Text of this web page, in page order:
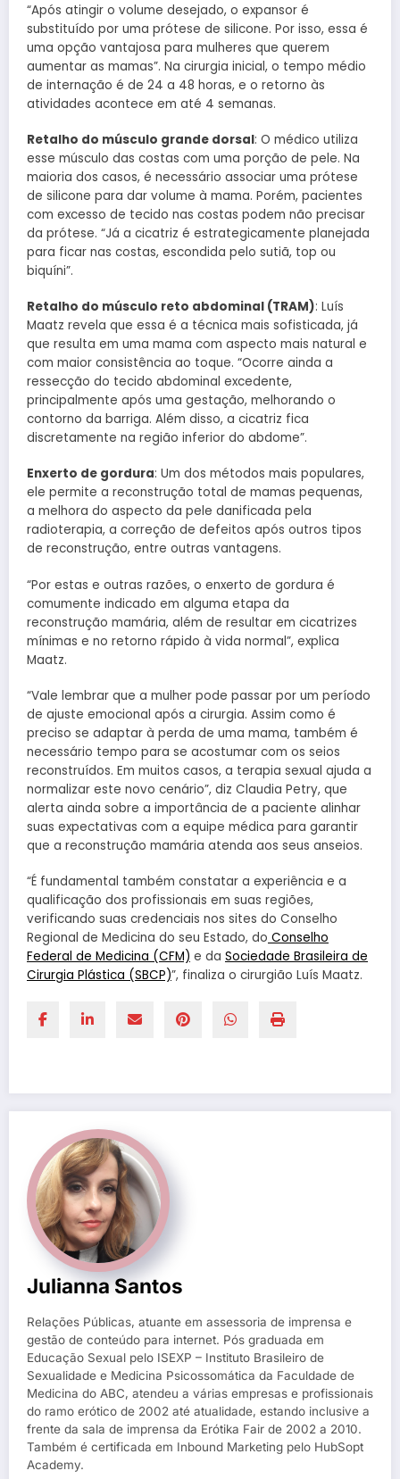
“Após atingir o volume desejado, o expansor é
substituído por uma prótese de silicone. Por isso, essa é
uma opção vantajosa para mulheres que querem
aumentar as mamas”. Na cirurgia inicial, o tempo médio
de internação é de 24 a 48 horas, e o retorno às
atividades acontece em até 4 semanas.
Retalho do músculo grande dorsal: O médico utiliza
esse músculo das costas com uma porção de pele. Na
maioria dos casos, é necessário associar uma prótese
de silicone para dar volume à mama. Porém, pacientes
com excesso de tecido nas costas podem não precisar
da prótese. “Já a cicatriz é estrategicamente planejada
para ficar nas costas, escondida pelo sutiã, top ou
biquíni”.
Retalho do músculo reto abdominal (TRAM): Luís
Maatz revela que essa é a técnica mais sofisticada, já
que resulta em uma mama com aspecto mais natural e
com maior consistência ao toque. “Ocorre ainda a
ressecção do tecido abdominal excedente,
principalmente após uma gestação, melhorando o
contorno da barriga. Além disso, a cicatriz fica
discretamente na região inferior do abdome”.
Enxerto de gordura: Um dos métodos mais populares,
ele permite a reconstrução total de mamas pequenas,
a melhora do aspecto da pele danificada pela
radioterapia, a correção de defeitos após outros tipos
de reconstrução, entre outras vantagens.
“Por estas e outras razões, o enxerto de gordura é
comumente indicado em alguma etapa da
reconstrução mamária, além de resultar em cicatrizes
mínimas e no retorno rápido à vida normal”, explica
Maatz.
“Vale lembrar que a mulher pode passar por um período
de ajuste emocional após a cirurgia. Assim como é
preciso se adaptar à perda de uma mama, também é
necessário tempo para se acostumar com os seios
reconstruídos. Em muitos casos, a terapia sexual ajuda a
normalizar este novo cenário”, diz Claudia Petry, que
alerta ainda sobre a importância de a paciente alinhar
suas expectativas com a equipe médica para garantir
que a reconstrução mamária atenda aos seus anseios.
“É fundamental também constatar a experiência e a
qualificação dos profissionais em suas regiões,
verificando suas credenciais nos sites do Conselho
Regional de Medicina do seu Estado, do Conselho
Federal de Medicina (CFM) e da Sociedade Brasileira de
Cirurgia Plástica (SBCP)”, finaliza o cirurgião Luís Maatz.
Julianna Santos
Relações Públicas, atuante em assessoria de imprensa e
gestão de conteúdo para internet. Pós graduada em
Educação Sexual pelo ISEXP – Instituto Brasileiro de
Sexualidade e Medicina Psicossomática da Faculdade de
Medicina do ABC, atendeu a várias empresas e profissionais
do ramo erótico de 2002 até atualidade, estando inclusive a
frente da sala de imprensa da Erótika Fair de 2002 a 2010.
Também é certificada em Inbound Marketing pelo HubSopt
Academy.